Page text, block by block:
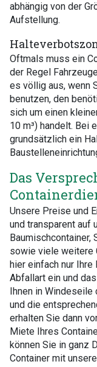
abhängig von der
Aufstellung.
Oftmals muss ein
der Regel
es völlig aus, wenn
benutzen, den
sich um einen
10 m³) handelt. Bei
grundsätzlich ein
Das
Unsere Preise und
und transparent auf
Baumischcontainer,
sowie viele weitere
hier einfach nur
Abfallart ein und
Ihnen in
und die
erhalten Sie dann
Miete Ihres
können Sie in ganz
Container mit